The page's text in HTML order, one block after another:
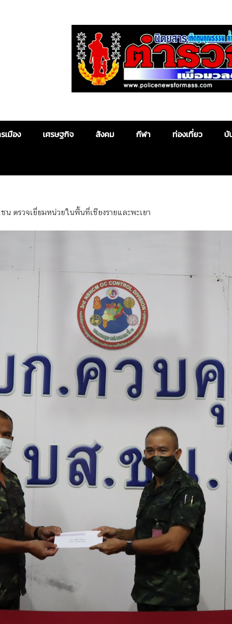
Police
เมือง เศรษฐกิจ สังคม กีฬา ท่องเที่ยว บั
ตรวจเยี่ยมหน่วยในพื้นที่เชียงรายและพะเยา